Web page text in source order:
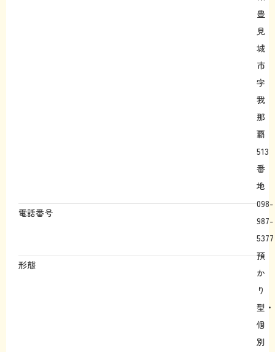
豊
見
城
市
字
我
那
覇
513
番
地
電話番号
098-
987-
5377
形態
預
か
り
型・
個
別